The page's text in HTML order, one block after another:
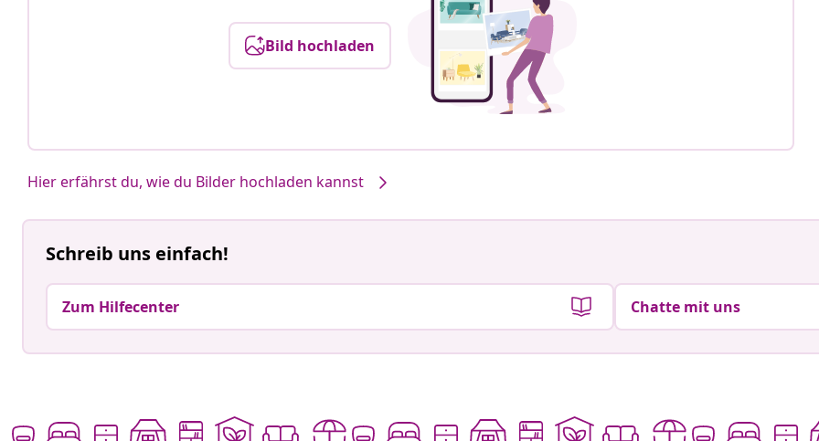
Bild hochladen
Hier erfährst du, wie du Bilder hochladen kannst
Schreib uns einfach!
Zum Hilfecenter Chatte mit uns